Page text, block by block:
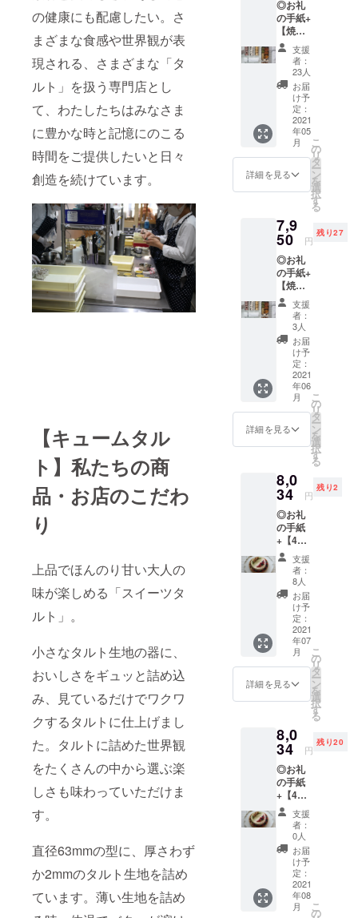
の健康にも配慮したい。さ
まざまな食感や世界観が表
現される、さまざまな「タ
ルト」を扱う専門店とし
て、わたしたちはみなさま
に豊かな時と記憶にのこる
時間をご提供したいと日々
創造を続けています。
【キュームタル
ト】私たちの商
品・お店のこだわ
り
上品でほんのり甘い大人の
味が楽しめる「スイーツタ
ルト」。
小さなタルト生地の器に、
おいしさをギュッと詰め込
み、見ているだけでワクワ
クするタルトに仕上げまし
た。タルトに詰めた世界観
をたくさんの中から選ぶ楽
しさも味わっていただけま
す。
直径63mmの型に、厚さわず
か2mmのタルト生地を詰め
ています。薄い生地を詰め
がさら
に香ば
しさを
際立た
せま
す。生
クリー
ムの絞
り、グ
リオッ
トチェ
リー、
チオで
仕上げ
トで
す。
オの香
ばしさ
が際立
つク
レーム
ダマン
ドに、
キル
シュを
加えた
ガナッ
シュを
流しま
した。
ピスタ
チオの
がさら
に香ば
しさを
際立た
せま
す。生
クリー
ムの絞
り、グ
リオッ
トチェ
リー、
チオで
仕上げ
トで
す。
タルト
が大き
くなっ
てお手
元に届
きま
す。 桃
を皮ご
と煮出
して抽
出した
煮汁を
使い、
優しく
ムース
を作り
ます。
ムース
の薄い
ピンク
色は桃
の皮か
ら出て
いるた
め、作
るたび
に色合
いが変
わりま
す。 さ
らにコ
ふんだ
んに使
完成し
たタル
トにな
りま
す。桃
のシー
ズンの
みお作
りでき
るた
め、非
常に期
いお品
になり
荷が始
まり次
第製造
に入り
ますの
でお時
間いた
だきま
す。ご
了承く
ださ
い。※写
真はイ
メージ
◎お礼
の手紙+
【焼き
菓子ア
ソート
缶＋S缶
4種】
（送料
込み）
全国発
送可能
手作り
タルト
専門店
の作る
焼き菓
焼き菓
子ア
ソートL
缶、ス
ノー
ボール
苺缶、
スノー
ボール
プレー
ン缶、
チーズ
ペッ
パー
クッ
キー缶
をセッ
た。
【焼き
菓子ア
ソート
缶】 ガ
レッ
ト、フ
ロラン
タン、
抹茶
クッ
キー、
チョコ
レート
クッ
キー、
ココ
アール
グレイ
キー、
コー
ヒー
クッ
キー、
スノー
ボール
プレー
ンの8種
クッ
キーが
満ち満
支援
者：
23人
お届
け予
定：
2021
年05
月
詳細を見る
こ
の
リ
タ
ー
ン
を
選
択
す
る
7,9
50 円
残り27
◎お礼
の手紙+
【焼き
菓子ア
ソート
缶＋S缶
4種】
（送料
込み）
全国発
送可能
手作り
タルト
専門店
の作る
焼き菓
焼き菓
子ア
ソートL
缶、ス
ノー
ボール
苺缶、
スノー
ボール
プレー
ン缶、
チーズ
ペッ
パー
クッ
キー缶
をセッ
た。
【焼き
菓子ア
ソート
缶】 ガ
レッ
ト、フ
ロラン
タン、
抹茶
クッ
キー、
チョコ
レート
クッ
支援
者：
3人
お届
け予
定：
2021
年06
月
詳細を見る
こ
の
リ
タ
ー
ン
を
選
択
す
る
8,0
34 円
残り2
◎お礼
の手紙
+【4層
のアイ
スタル
ト】5号
（送料
込み）
全国発
送可能
ビター
で濃厚
なチョ
コレー
トムー
ス、イ
産有機
レモン
を使用
した甘
酸っぱ
いレモ
ンカー
ド、フ
ランボ
ワーズ
を混ぜ
込んだ
濃厚な
バニラ
アイ
支援
者：
8人
お届
け予
定：
2021
年07
月
詳細を見る
こ
の
リ
タ
ー
ン
を
選
択
す
る
8,0
34 円
残り20
◎お礼
の手紙
+【4層
のアイ
スタル
ト】5号
（送料
込み）
全国発
送可能
ビター
で濃厚
支援
者：
0人
お届
け予
定：
2021
年08
月
こ
の